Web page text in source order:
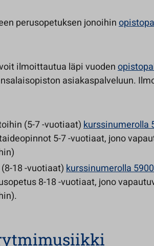
perusopetuksen jonoihin
ilmoittautua läpi vuoden
asiakaspalveluun.
(5-7 -vuotiaat)kurssinumerolla
5-7 -vuotiaat, jono
18 -vuotiaat)kurssinumerolla
8-18 -vuotiaat, jono